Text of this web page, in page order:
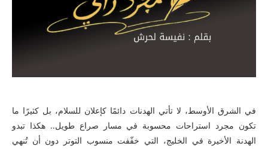
في الشرق الأوسط، لا تأتي الهدنات دائمًا كإعلان للسلام، بل كثيرًا ما
تكون مجرد استراحات محسوبة في مسار صراع طويل.. هكذا تبدو
الهدنة الأخيرة في الخليج، التي خفّفت منسوب التوتر دون أن تُنهي